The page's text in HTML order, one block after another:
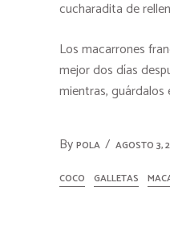
cucharadita de
Los macarrones
mejor dos días
mientras,
By POLA AGOSTO 3,
COCO GALLETAS